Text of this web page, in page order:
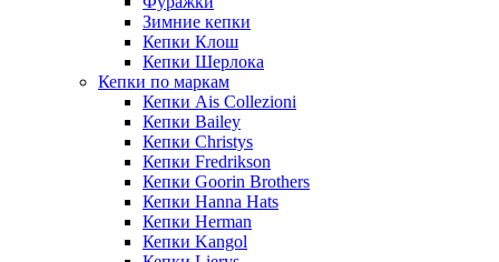
Зимние кепки
Кепки Клош
Кепки Шерлока
Кепки по маркам
Кепки Ais Collezioni
Кепки Bailey
Кепки Christys
Кепки Fredrikson
Кепки Goorin Brothers
Кепки Hanna Hats
Кепки Herman
Кепки Kangol